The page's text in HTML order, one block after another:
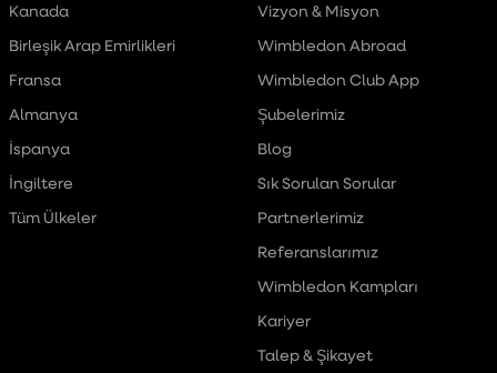
Kanada
Birleşik Arap Emirlikleri
Fransa
Almanya
İspanya
İngiltere
Tüm Ülkeler
Vizyon & Misyon
Wimbledon Abroad
Wimbledon Club App
Şubelerimiz
Blog
Sık Sorulan Sorular
Partnerlerimiz
Referanslarımız
Wimbledon Kampları
Kariyer
Talep & Şikayet